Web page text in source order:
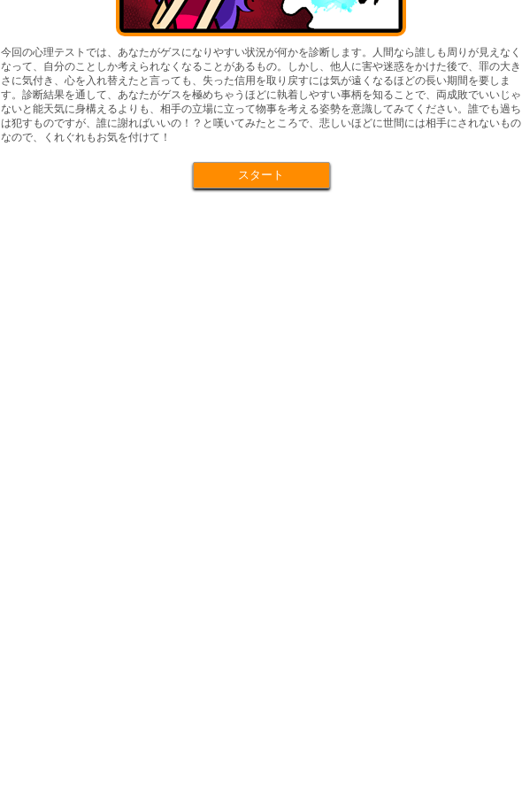
今回の心理テストでは、あなたがゲスになりやすい状況が何かを診断します。人間なら誰しも周りが見えなく
なって、自分のことしか考えられなくなることがあるもの。しかし、他人に害や迷惑をかけた後で、罪の大き
さに気付き、心を入れ替えたと言っても、失った信用を取り戻すには気が遠くなるほどの長い期間を要しま
す。診断結果を通して、あなたがゲスを極めちゃうほどに執着しやすい事柄を知ることで、両成敗でいいじゃ
ないと能天気に身構えるよりも、相手の立場に立って物事を考える姿勢を意識してみてください。誰でも過ち
は犯すものですが、誰に謝ればいいの！？と嘆いてみたところで、悲しいほどに世間には相手にされないもの
なので、くれぐれもお気を付けて！
スタート